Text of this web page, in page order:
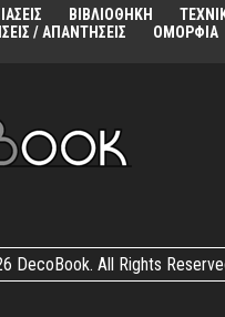
ΒΙΒΛΙΟΘΗΚΗ
/ ΑΠΑΝΤΗΣΕΙΣ ΟΜΟΡΦΙΑ
DecoBook. All Rights